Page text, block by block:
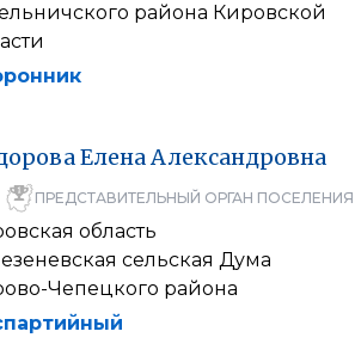
района Кировской
ЕленаАлександровна
ПРЕДСТАВИТЕЛЬНЫЙ ОРГАН ПОСЕЛЕНИЯ
область
сельская Дума
Чепецкого района